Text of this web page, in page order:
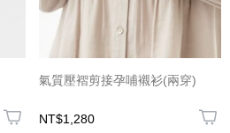
氣質壓褶剪接孕哺襯衫(兩穿)
NT$1,280